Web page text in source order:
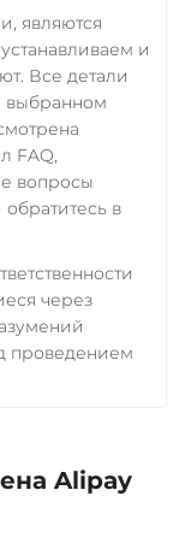
являются
и
Все детали
выбранном
FAQ,
вопросы
в
через
проведением
Alipay